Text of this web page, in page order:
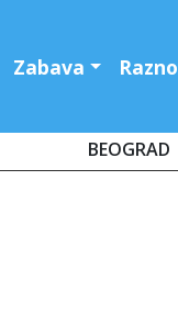
Zabava Razno
BEOGRAD